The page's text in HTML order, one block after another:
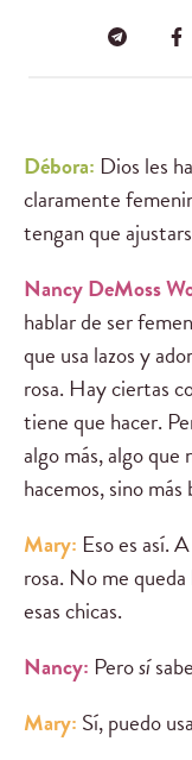
Débora: Dios les
claramente
tengan que
Nancy DeMoss
hablar de ser
que usa lazos y
rosa. Hay ciertas
tiene que hacer.
algo más, algo
hacemos, sino
Mary: Eso es así.
rosa. No me
esas chicas.
Nancy: Perosí
Mary: Sí, puedo